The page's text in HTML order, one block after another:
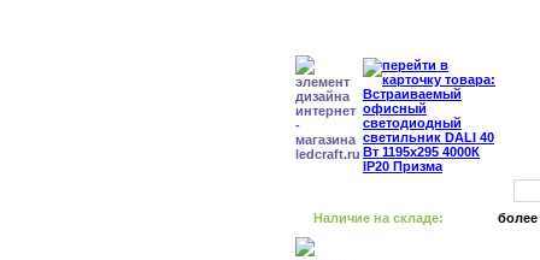
Наличие на складе: более